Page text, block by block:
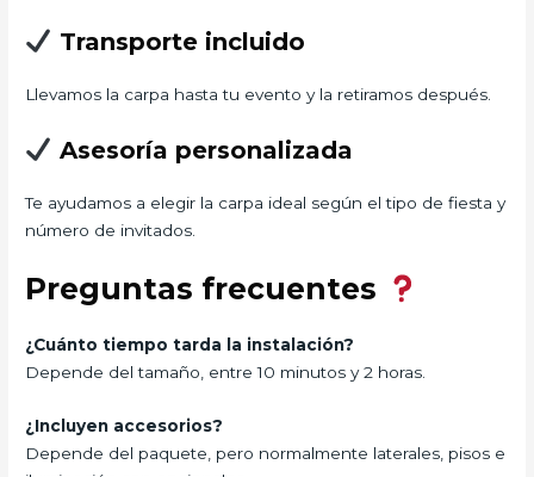
Transporte incluido
Llevamos la carpa hasta tu evento y la retiramos después.
Asesoría personalizada
Te ayudamos a elegir la carpa ideal según el tipo de fiesta y
número de invitados.
Preguntas frecuentes
¿Cuánto tiempo tarda la instalación?
Depende del tamaño, entre 10 minutos y 2 horas.
¿Incluyen accesorios?
Depende del paquete, pero normalmente laterales, pisos e